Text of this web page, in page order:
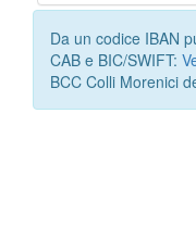
Da un codice IBAN
CAB e BIC/SWIFT:
BCC Colli Morenici